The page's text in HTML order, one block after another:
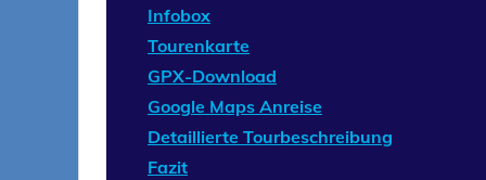
Infobox
Tourenkarte
GPX-Download
Google Maps Anreise
Detaillierte Tourbeschreibung
Fazit